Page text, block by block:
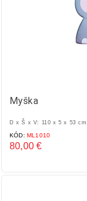
Myška
D x Š x V: 110 x 5 x 53 cm
KÓD: ML1010
80,00 €